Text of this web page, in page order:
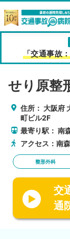
「交通事故
せり原整
住所： 大阪府
町ビル2F
最寄り駅：南
アクセス：南
整形外科
交
通